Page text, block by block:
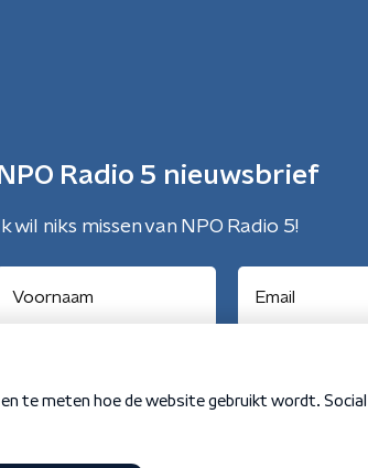
NPO Radio 5 nieuwsbrief
Ik wil niks missen van NPO Radio 5!